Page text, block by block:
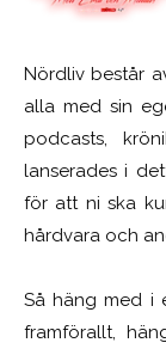
Nördliv består
alla med sin
podcasts,
lanserades i
för att ni ska
hårdvara och
Så häng med i
framförallt,